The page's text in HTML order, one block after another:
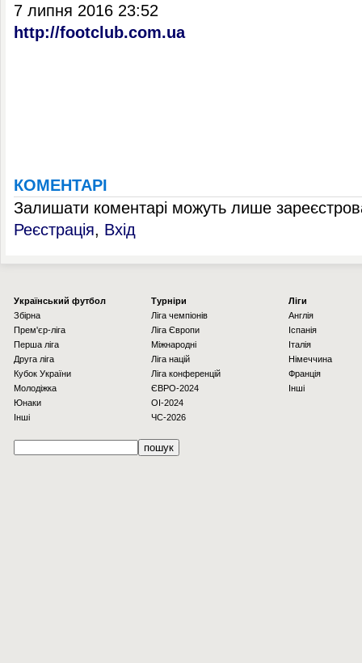
7 липня 2016 23:52
http://footclub.com.ua
КОМЕНТАРІ
Залишати коментарі можуть лише
Реєстрація, Вхід
Українcький футбол
Збірна
Прем'єр-ліга
Перша ліга
Друга ліга
Кубок України
Молодіжка
Юнаки
Інші
Турніри
Ліга чемпіонів
Ліга Європи
Міжнародні
Ліга націй
Ліга конференцій
ЄВРО-2024
OI-2024
ЧС-2026
Ліги
Англія
Іспанія
Італія
Німеччина
Франція
Інші